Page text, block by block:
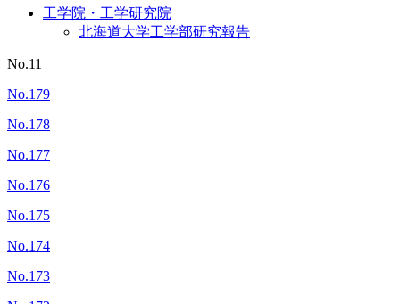
工学院・工学研究院
北海道大学工学部研究報告
No.11
No.179
No.178
No.177
No.176
No.175
No.174
No.173